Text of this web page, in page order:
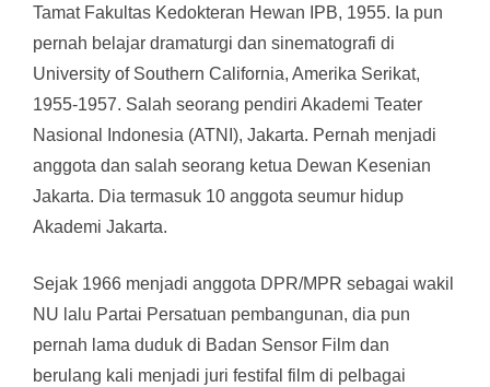
Tamat Fakultas Kedokteran Hewan IPB, 1955. Ia pun
pernah belajar dramaturgi dan sinematografi di
University of Southern California, Amerika Serikat,
1955-1957. Salah seorang pendiri Akademi Teater
Nasional Indonesia (ATNI), Jakarta. Pernah menjadi
anggota dan salah seorang ketua Dewan Kesenian
Jakarta. Dia termasuk 10 anggota seumur hidup
Akademi Jakarta.
Sejak 1966 menjadi anggota DPR/MPR sebagai wakil
NU lalu Partai Persatuan pembangunan, dia pun
pernah lama duduk di Badan Sensor Film dan
berulang kali menjadi juri festifal film di pelbagai